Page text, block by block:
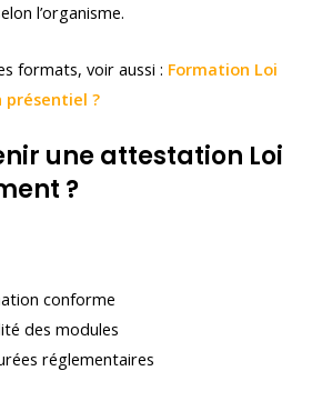
l’organisme.
formats, voir aussi : Formation Loi
présentiel ?
une attestation Loi
?
conforme
des modules
réglementaires